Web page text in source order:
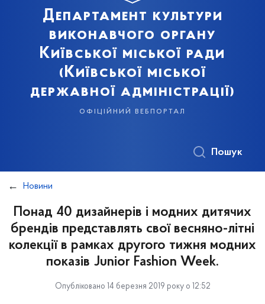
Департамент культури
виконавчого органу
Київської міської ради
(Київської міської
державної адміністрації)
офіційний вебпортал
Пошук
Новини
Понад 40 дизайнерів і модних дитячих
брендів представлять свої весняно-літні
колекції в рамках другого тижня модних
показів Junior Fashion Week.
Опубліковано 14 березня 2019 року о 12:52